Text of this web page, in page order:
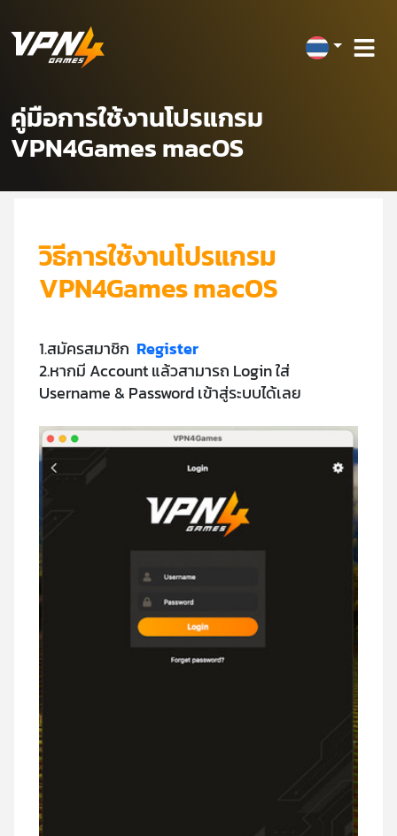
คู่มือการใช้งานโปรแกรม
VPN4Games macOS
วิธีการใช้งานโปรแกรม
VPN4Games macOS
1.สมัครสมาชิก Register
2.หากมี Account แล้วสามารถ Login ใส่
Username & Password เข้าสู่ระบบได้เลย